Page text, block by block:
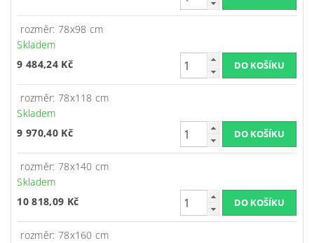
rozměr: 78x98 cm
Skladem
9 484,24 Kč
rozměr: 78x118 cm
Skladem
9 970,40 Kč
rozměr: 78x140 cm
Skladem
10 818,09 Kč
rozměr: 78x160 cm